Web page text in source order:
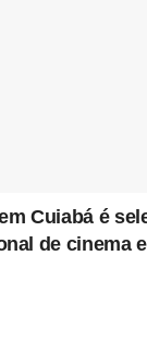
Cuiabá é
de cinema